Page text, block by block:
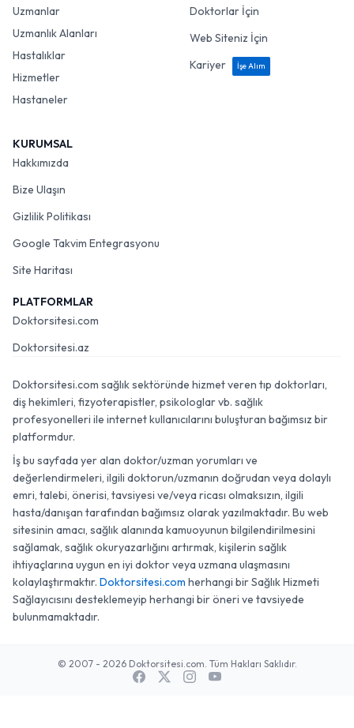
Uzmanlar
Uzmanlık Alanları
Hastalıklar
Hizmetler
Hastaneler
Doktorlar İçin
Web Siteniz İçin
Kariyer
İşe Alım
KURUMSAL
Hakkımızda
Bize Ulaşın
Gizlilik Politikası
Google Takvim Entegrasyonu
Site Haritası
PLATFORMLAR
Doktorsitesi.com
Doktorsitesi.az
Doktorsitesi.com sağlık sektöründe hizmet veren tıp doktorları,
diş hekimleri, fizyoterapistler, psikologlar vb. sağlık
profesyonelleri ile internet kullanıcılarını buluşturan bağımsız bir
platformdur.
İş bu sayfada yer alan doktor/uzman yorumları ve
değerlendirmeleri, ilgili doktorun/uzmanın doğrudan veya dolaylı
emri, talebi, önerisi, tavsiyesi ve/veya ricası olmaksızın, ilgili
hasta/danışan tarafından bağımsız olarak yazılmaktadır. Bu web
sitesinin amacı, sağlık alanında kamuoyunun bilgilendirilmesini
sağlamak, sağlık okuryazarlığını artırmak, kişilerin sağlık
ihtiyaçlarına uygun en iyi doktor veya uzmana ulaşmasını
kolaylaştırmaktır. Doktorsitesi.com herhangi bir Sağlık Hizmeti
Sağlayıcısını desteklemeyip herhangi bir öneri ve tavsiyede
bulunmamaktadır.
© 2007 - 2026 Doktorsitesi.com. Tüm Hakları Saklıdır.